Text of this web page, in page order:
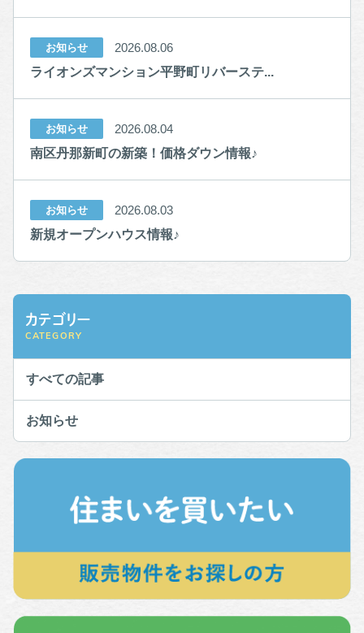
お知らせ
2026.08.06
ライオンズマンション平野町リバーステ...
お知らせ
2026.08.04
南区丹那新町の新築！価格ダウン情報♪
お知らせ
2026.08.03
新規オープンハウス情報♪
カテゴリー
CATEGORY
すべての記事
お知らせ